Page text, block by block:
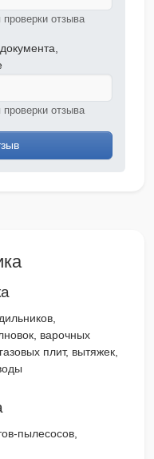
отзыва
отзыва
варочных
плит, вытяжек,
пылесосов,